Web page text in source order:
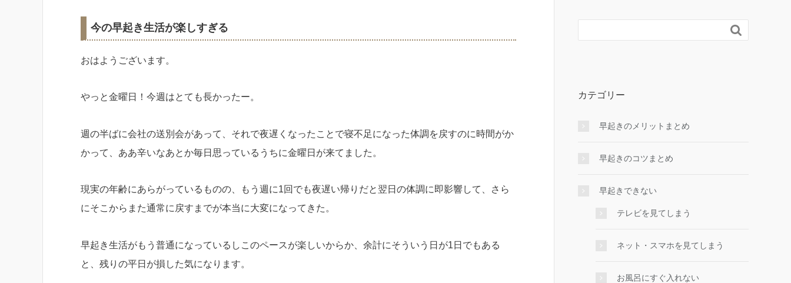
今の早起き生活が楽しすぎる
おはようございます。
やっと金曜日！今週はとても長かったー。
週の半ばに会社の送別会があって、それで夜遅くなったことで寝不足になった体調を戻すのに時間がか
かって、ああ辛いなあとか毎日思っているうちに金曜日が来てました。
現実の年齢にあらがっているものの、もう週に1回でも夜遅い帰りだと翌日の体調に即影響して、さら
にそこからまた通常に戻すまでが本当に大変になってきた。
早起き生活がもう普通になっているしこのペースが楽しいからか、余計にそういう日が1日でもある
と、残りの平日が損した気になります。

カテゴリー
早起きのメリットまとめ
早起きのコツまとめ
早起きできない
テレビを見てしまう
ネット・スマホを見てしまう
お風呂にすぐ入れない